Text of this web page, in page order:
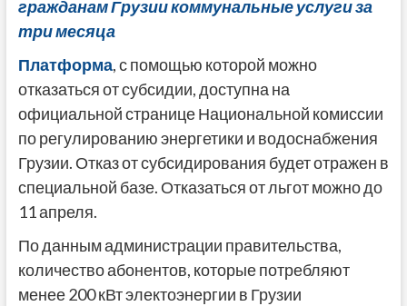
гражданам Грузии коммунальные услуги за
три месяца
Платформа, с помощью которой можно
отказаться от субсидии, доступна на
официальной странице Национальной комиссии
по регулированию энергетики и водоснабжения
Грузии. Отказ от субсидирования будет отражен в
специальной базе. Отказаться от льгот можно до
11 апреля.
По данным администрации правительства,
количество абонентов, которые потребляют
менее 200 кВт электоэнергии в Грузии